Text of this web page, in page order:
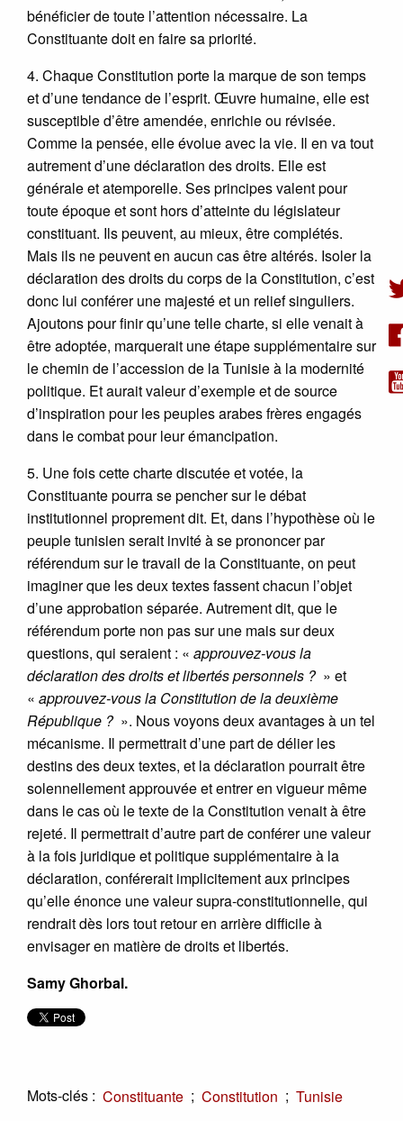
bénéficier de toute l’attention nécessaire. La
Constituante doit en faire sa priorité.
4. Chaque Constitution porte la marque de son temps
et d’une tendance de l’esprit. Œuvre humaine, elle est
susceptible d’être amendée, enrichie ou révisée.
Comme la pensée, elle évolue avec la vie. Il en va tout
autrement d’une déclaration des droits. Elle est
générale et atemporelle. Ses principes valent pour
toute époque et sont hors d’atteinte du législateur
constituant. Ils peuvent, au mieux, être complétés.
Mais ils ne peuvent en aucun cas être altérés. Isoler la
déclaration des droits du corps de la Constitution, c’est
donc lui conférer une majesté et un relief singuliers.
Ajoutons pour finir qu’une telle charte, si elle venait à
être adoptée, marquerait une étape supplémentaire sur
le chemin de l’accession de la Tunisie à la modernité
politique. Et aurait valeur d’exemple et de source
d’inspiration pour les peuples arabes frères engagés
dans le combat pour leur émancipation.
5. Une fois cette charte discutée et votée, la
Constituante pourra se pencher sur le débat
institutionnel proprement dit. Et, dans l’hypothèse où le
peuple tunisien serait invité à se prononcer par
référendum sur le travail de la Constituante, on peut
imaginer que les deux textes fassent chacun l’objet
d’une approbation séparée. Autrement dit, que le
référendum porte non pas sur une mais sur deux
questions, qui seraient : « approuvez-vous la
déclaration des droits et libertés personnels ? » et
« approuvez-vous la Constitution de la deuxième
République ? ». Nous voyons deux avantages à un tel
mécanisme. Il permettrait d’une part de délier les
destins des deux textes, et la déclaration pourrait être
solennellement approuvée et entrer en vigueur même
dans le cas où le texte de la Constitution venait à être
rejeté. Il permettrait d’autre part de conférer une valeur
à la fois juridique et politique supplémentaire à la
déclaration, conférerait implicitement aux principes
qu’elle énonce une valeur supra-constitutionnelle, qui
rendrait dès lors tout retour en arrière difficile à
envisager en matière de droits et libertés.
Samy Ghorbal.
Mots-clés : Constituante ; Constitution ; Tunisie